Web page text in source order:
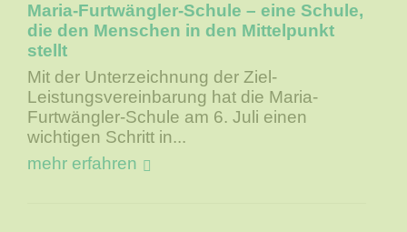
Maria-Furtwängler-Schule – eine Schule,
die den Menschen in den Mittelpunkt
stellt
Mit der Unterzeichnung der Ziel-
Leistungsvereinbarung hat die Maria-
Furtwängler-Schule am 6. Juli einen
wichtigen Schritt in...
mehr erfahren